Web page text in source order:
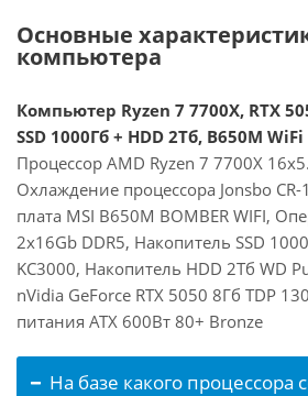
Основные
компьютера
Компьютер Ryzen 7 7700X, RTX
SSD 1000Гб + HDD 2Тб, B650M WiFi
Процессор AMD Ryzen 7 7700X
Охлаждение процессора Jonsbo
плата MSI B650M BOMBER WIFI,
2x16Gb DDR5, Накопитель SSD
KC3000, Накопитель HDD 2Тб WD
nVidia GeForce RTX 5050 8Гб TDP
питания ATX 600Вт 80+ Bronze
На базе какого процессора